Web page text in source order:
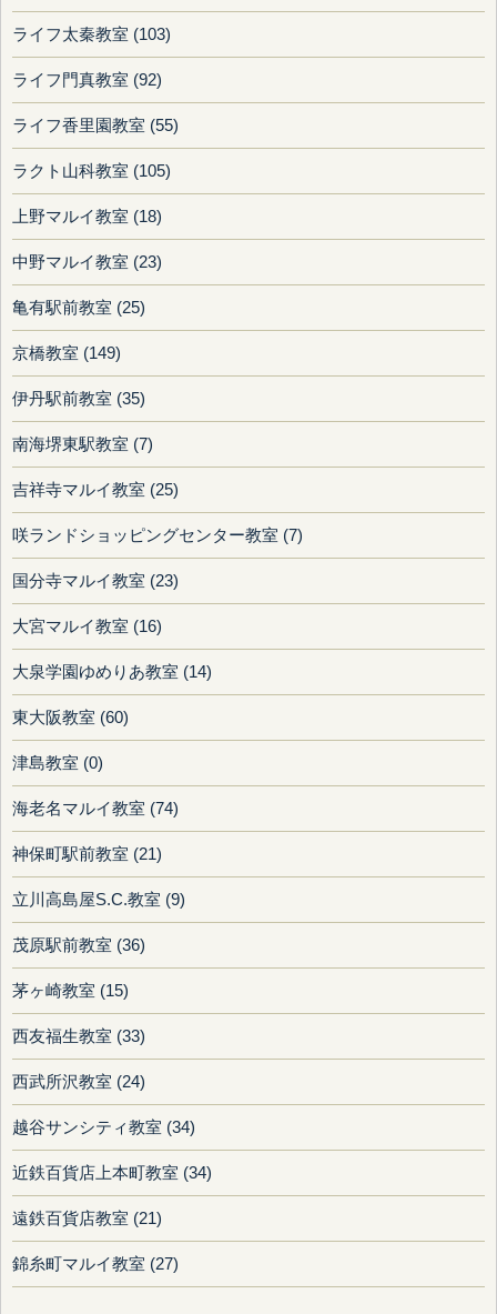
ライフ太秦教室 (103)
ライフ門真教室 (92)
ライフ香里園教室 (55)
ラクト山科教室 (105)
上野マルイ教室 (18)
中野マルイ教室 (23)
亀有駅前教室 (25)
京橋教室 (149)
伊丹駅前教室 (35)
南海堺東駅教室 (7)
吉祥寺マルイ教室 (25)
咲ランドショッピングセンター教室 (7)
国分寺マルイ教室 (23)
大宮マルイ教室 (16)
大泉学園ゆめりあ教室 (14)
東大阪教室 (60)
津島教室 (0)
海老名マルイ教室 (74)
神保町駅前教室 (21)
立川高島屋S.C.教室 (9)
茂原駅前教室 (36)
茅ヶ崎教室 (15)
西友福生教室 (33)
西武所沢教室 (24)
越谷サンシティ教室 (34)
近鉄百貨店上本町教室 (34)
遠鉄百貨店教室 (21)
錦糸町マルイ教室 (27)